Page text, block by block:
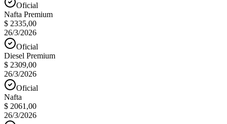
Oficial
Nafta Premium
$ 2335,00
26/3/2026
Oficial
Diesel Premium
$ 2309,00
26/3/2026
Oficial
Nafta
$ 2061,00
26/3/2026